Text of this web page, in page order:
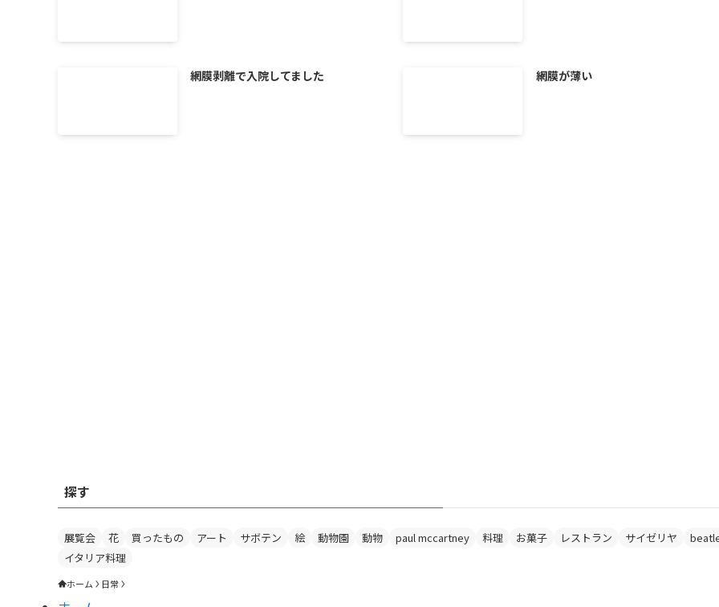
網膜剥離で入院してました 網膜が薄い
探す
展覧会 花 買ったもの アート サボテン 絵 動物園 動物 paul mccartney 料理 お菓子 レストラン サイゼリヤ
イタリア料理
ホーム 日常